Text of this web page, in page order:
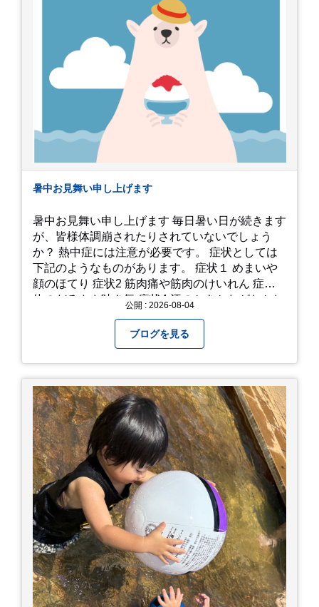
暑中お見舞い申し上げます
暑中お見舞い申し上げます 毎日暑い日が続きます
が、皆様体調崩されたりされていないでしょう
か？ 熱中症には注意が必要です。 症状としては
下記のようなものがあります。 症状１ めまいや
顔のほてり 症状2 筋肉痛や筋肉のけいれん 症状3
体のだるさや吐き気 症状4 汗のかきかたがおかし
に反応しない、まっすぐ歩けない 症状7 水分補給
に医療機関へ相談、または救急車を呼びましょう
□涼しい場所へ移動しましょう □衣服を脱がし、
体を冷やして体温を下げましょう □塩分や水分を
補給しましょう 一番大切な命を守って、夏を乗り
切りましょう！
公開 : 2026-08-04
ブログを見る